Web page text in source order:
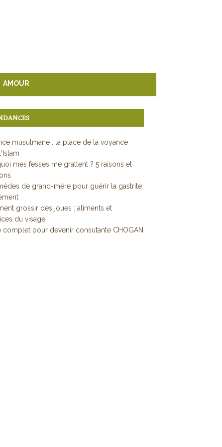
AMOUR
musulmane : la place de la voyance
mes fesses me grattent ? 5 raisons et
de grand-mère pour guérir la gastrite
grossir des joues : aliments et
du visage
complet pour devenir consutante CHOGAN